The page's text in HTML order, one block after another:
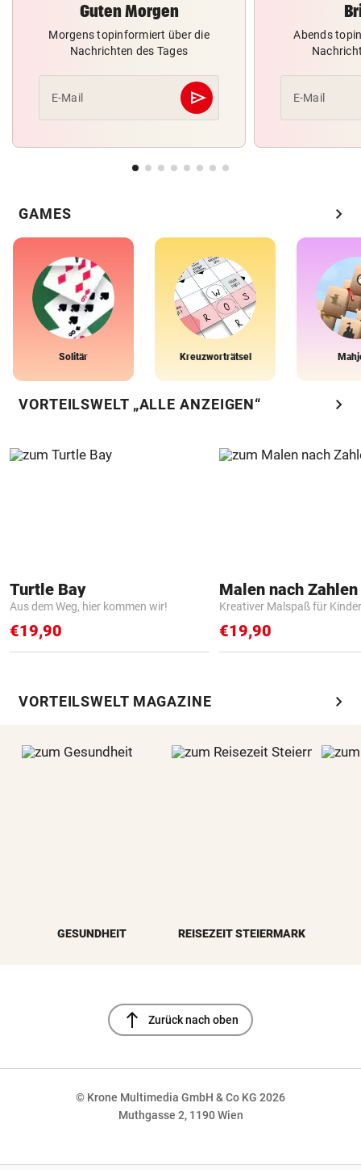
Guten Morgen
Morgens topinformiert über die
Nachrichten des Tages
E-Mail send
Abschicken
Abends
E-Mail
GAMES chevron_right
Solitär Kreuzworträtsel
VORTEILSWELT „ALLE ANZEIGEN“ chevron_right
Turtle Bay
Aus dem Weg, hier kommen wir!
€19,90
Kreativer Malspaß für Kinder
€19,90
VORTEILSWELT MAGAZINE chevron_right
GESUNDHEIT REISEZEIT STEIERMARK
north Zurück nach oben
© Krone Multimedia GmbH & Co KG 2026
Muthgasse 2, 1190 Wien